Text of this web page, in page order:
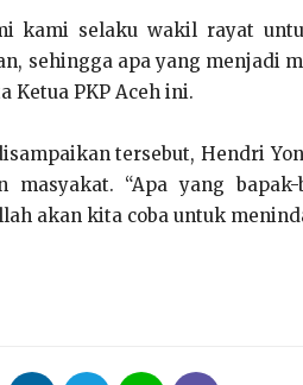
kami selaku wakil rayat
sehingga apa yang menjadi
Ketua PKP Aceh ini.
tersebut, Hendri
masyakat. “Apa yang
akan kita coba untuk